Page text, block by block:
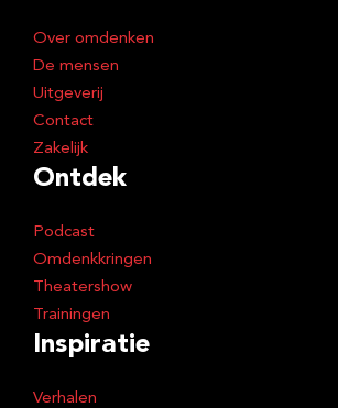
Over omdenken
De mensen
Uitgeverij
Contact
Zakelijk
Ontdek
Podcast
Omdenkkringen
Theatershow
Trainingen
Inspiratie
Verhalen